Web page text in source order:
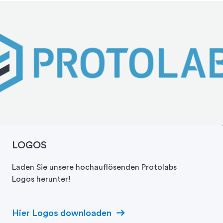
LOGOS
Laden Sie unsere hochauflösenden Protolabs
Logos herunter!
Hier Logos downloaden